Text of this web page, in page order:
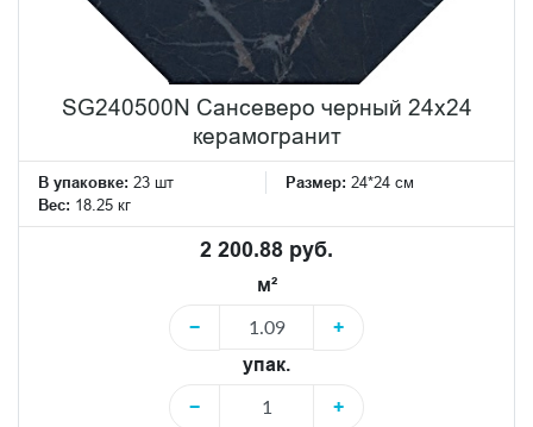
SG240500N Сансеверо черный 24x24
керамогранит
В упаковке: 23 шт Размер: 24*24 см
Вес: 18.25 кг
2 200.88 руб.
м²
−
+
упак.
−
+